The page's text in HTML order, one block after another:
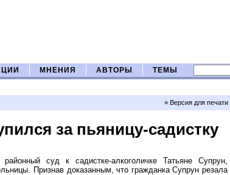
МНЕНИЯ АВТОРЫ ТЕМЫ
» Версия для печати
за пьяницу-садистку
суд к садистке-алкоголичке Татьяне Супрун,
Признав доказанным, что гражданка Супрун резала